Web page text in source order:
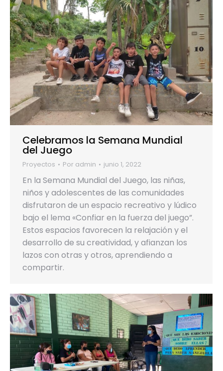
Celebramos la Semana Mundial
del Juego
Proyectos Por admin junio 1, 2022
En la Semana Mundial del Juego, las niñas,
niños y adolescentes de las comunidades
disfrutaron de un espacio recreativo y lúdico
bajo el lema «Confiar en la fuerza del juego”.
Estos espacios favorecen la relajación y el
desarrollo de su creatividad, y afianzan los
lazos con otras y otros, aprendiendo a
compartir.